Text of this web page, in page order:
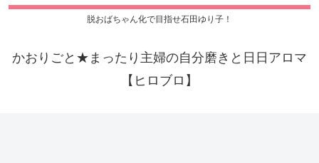
脱おばちゃん化で目指せ石田ゆり子！
かおりごと★まったり主婦の自分磨きと日日アロマ
【ヒロブロ】